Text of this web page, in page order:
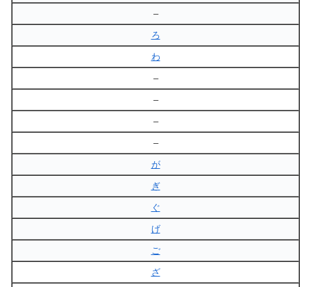
–
ろ
わ
–
–
–
–
が
ぎ
ぐ
げ
ご
ざ